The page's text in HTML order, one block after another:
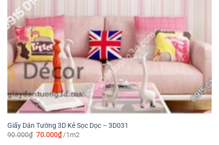
Giấy Dán Tường 3D Kẻ Sọc Dọc – 3D031
90.000₫ Giá
70.000₫Giá
hiện
/1m2